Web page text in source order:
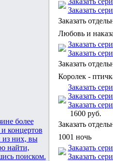
более
концертов
них, вы
найти,
поиском.
Заказать
Заказать
Любовь и
Заказать
Заказать
Заказать
Королек -
Заказать
Заказать
Заказать
1600 руб.
Заказать
1001 ночь
Заказать
Заказать